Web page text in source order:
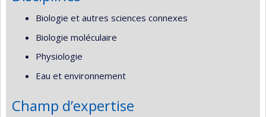
Biologie et autres sciences connexes
Biologie moléculaire
Physiologie
Eau et environnement
Champ d’expertise